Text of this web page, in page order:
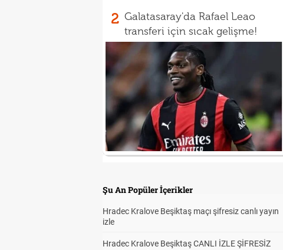
2 Galatasaray'da Rafael Leao
transferi için sıcak gelişme!
Şu An Popüler İçerikler
Hradec Kralove Beşiktaş maçı şifresiz canlı yayın
izle
Hradec Kralove Beşiktaş CANLI İZLE ŞİFRESİZ